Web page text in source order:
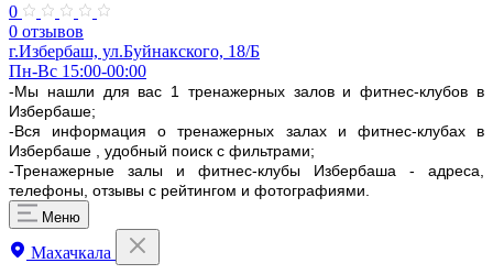
0
0 отзывов
г.Избербаш, ул.Буйнакского, 18/Б
Пн-Вс 15:00-00:00
-Мы нашли для вас 1 тренажерных залов и фитнес-клубов в
Избербаше;
-Вся информация о тренажерных залах и фитнес-клубах в
Избербаше , удобный поиск с фильтрами;
-Тренажерные залы и фитнес-клубы Избербаша - адреса,
телефоны, отзывы с рейтингом и фотографиями.
Меню
Махачкала